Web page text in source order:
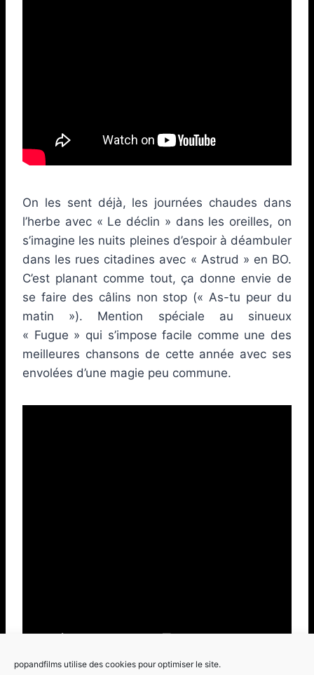
popandfilms utilise des cookies pour optimiser le site.
On les sent déjà, les journées chaudes dans
l’herbe avec « Le déclin » dans les oreilles, on
s’imagine les nuits pleines d’espoir à déambuler
dans les rues citadines avec « Astrud » en BO.
C’est planant comme tout, ça donne envie de
se faire des câlins non stop (« As-tu peur du
matin »). Mention spéciale au sinueux
« Fugue » qui s’impose facile comme une des
meilleures chansons de cette année avec ses
envolées d’une magie peu commune.